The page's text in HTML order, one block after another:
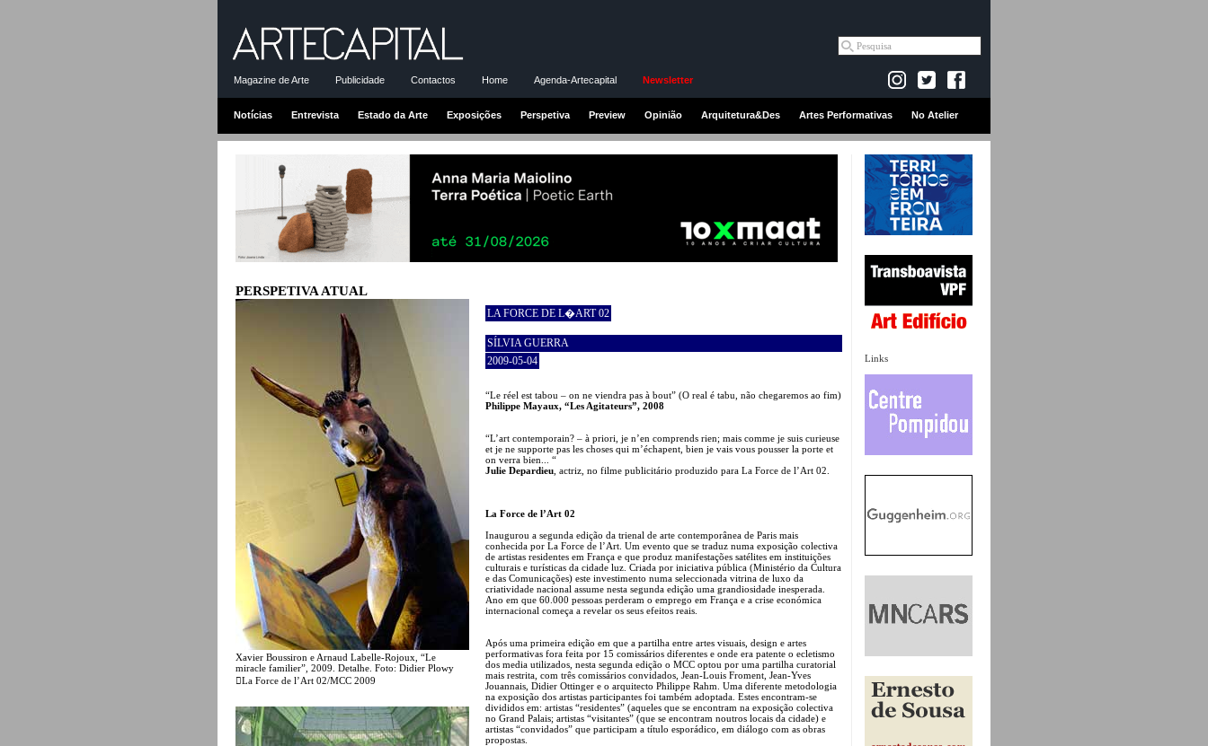
Magazine de Arte Publicidade Contactos Home Agenda-Artecapital Newsletter
Notícias Entrevista Estado da Arte Exposições Perspetiva Preview Opinião Arquitetura&Des Artes Performativas No Atelier
Links
PERSPETIVA ATUAL
Xavier Boussiron e Arnaud Labelle-Rojoux, “Le
miracle familier”, 2009. Detalhe. Foto: Didier Plowy
La Force de l’Art 02/MCC 2009
LA FORCE DE L�ART 02
SÍLVIA GUERRA
2009-05-04
“Le réel est tabou – on ne viendra pas à bout” (O real é tabu, não chegaremos ao fim)
Philippe Mayaux, “Les Agitateurs”, 2008
“L’art contemporain? – à priori, je n’en comprends rien; mais comme je suis curieuse
et je ne supporte pas les choses qui m’échapent, bien je vais vous pousser la porte et
on verra bien... “
Julie Depardieu , actriz, no filme publicitário produzido para La Force de l’Art 02.
La Force de l’Art 02
Inaugurou a segunda edição da trienal de arte contemporânea de Paris mais
conhecida por La Force de l’Art. Um evento que se traduz numa exposição colectiva
de artistas residentes em França e que produz manifestações satélites em instituições
culturais e turísticas da cidade luz. Criada por iniciativa pública (Ministério da Cultura
e das Comunicações) este investimento numa seleccionada vitrina de luxo da
criatividade nacional assume nesta segunda edição uma grandiosidade inesperada.
Ano em que 60.000 pessoas perderam o emprego em França e a crise económica
internacional começa a revelar os seus efeitos reais.
Após uma primeira edição em que a partilha entre artes visuais, design e artes
performativas fora feita por 15 comissários diferentes e onde era patente o ecletismo
dos media utilizados, nesta segunda edição o MCC optou por uma partilha curatorial
mais restrita, com três comissários convidados, Jean-Louis Froment, Jean-Yves
Jouannais, Didier Ottinger e o arquitecto Philippe Rahm. Uma diferente metodologia
na exposição dos artistas participantes foi também adoptada. Estes encontram-se
divididos em: artistas “residentes” (aqueles que se encontram na exposição colectiva
no Grand Palais; artistas “visitantes” (que se encontram noutros locais da cidade) e
artistas “convidados” que participam a título esporádico, em diálogo com as obras
propostas.